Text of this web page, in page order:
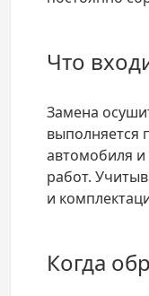
Что
Замена
выполняется
автомобиля
работ.
и
Когда